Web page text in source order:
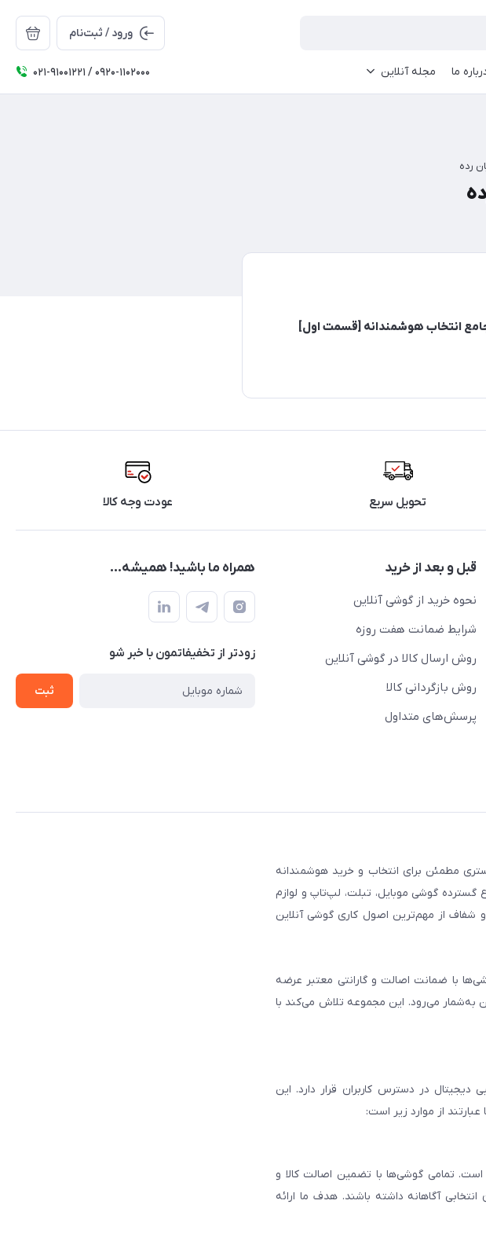
ورود / ثبت‌نام
ما مجله آنلاین ۰۲۱-91001221 / 0920-1102000
رده
تحویل سریع عودت وجه کالا
قبل و بعد از خرید
نحوه خرید از گوشی آنلاین
شرایط ضمانت هفت روزه
روش ارسال کالا در گوشی آنلاین
روش بازگردانی کالا
پرسش‌های متداول
همراه ما باشید! همیشه...
زودتر از تخفیفاتمون با خبر شو
ثبت
لوازم دیجیتال در ایران، با بیش از ۱۷ سال سابقه فعالیت، بستری مطمئن برای انتخاب و خرید هوشمندانه
گوشی موبایل، تبلت، لپ‌تاپ و لوازم
و شفاف از مهم‌ترین اصول کاری گوشی آنلاین
با ضمانت اصالت و گارانتی معتبر عرضه
به‌شمار می‌رود. این مجموعه تلاش می‌کند با
در دسترس کاربران قرار دارد. این
از موارد زیر است:
است. تمامی گوشی‌ها با تضمین اصالت کالا و
آگاهانه داشته باشند. هدف ما ارائه